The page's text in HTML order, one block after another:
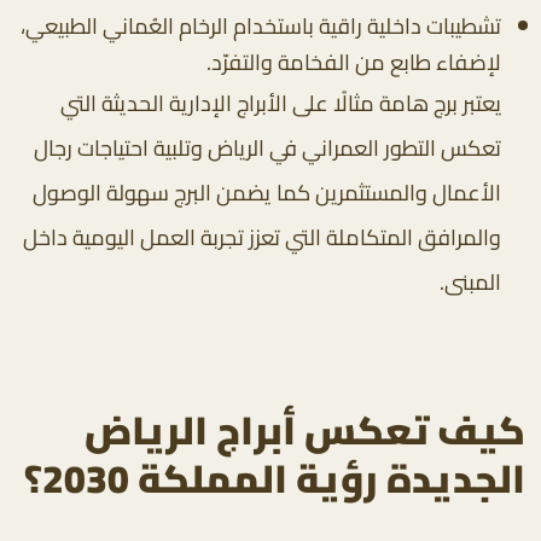
تشطيبات داخلية راقية باستخدام الرخام العُماني الطبيعي،
لإضفاء طابع من الفخامة والتفرّد.
يعتبر برج هامة مثالًا على الأبراج الإدارية الحديثة التي
تعكس التطور العمراني في الرياض وتلبية احتياجات رجال
الأعمال والمستثمرين كما يضمن البرج سهولة الوصول
والمرافق المتكاملة التي تعزز تجربة العمل اليومية داخل
المبنى.
كيف تعكس أبراج الرياض
الجديدة رؤية المملكة 2030؟